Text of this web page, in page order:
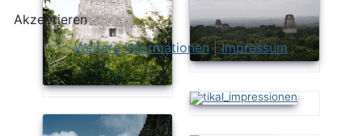
Akzeptieren
Weitere Informationen|Impressum